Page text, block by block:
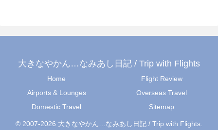
大きなやかん…なみあし日記 / Trip with Flights
Home
Flight Review
Airports & Lounges
Overseas Travel
Domestic Travel
Sitemap
© 2007-2026 大きなやかん…なみあし日記 / Trip with Flights.